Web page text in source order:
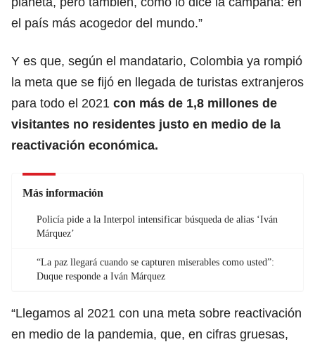
el país más acogedor del mundo.”
Y es que, según el mandatario, Colombia ya rompió
la meta que se fijó en llegada de turistas extranjeros
para todo el 2021 con más de 1,8 millones de
visitantes no residentes justo en medio de la
reactivación económica.
Más información
Policía pide a la Interpol intensificar búsqueda de alias ‘Iván
Márquez’
“La paz llegará cuando se capturen miserables como usted”:
Duque responde a Iván Márquez
“Llegamos al 2021 con una meta sobre reactivación
en medio de la pandemia, que, en cifras gruesas,